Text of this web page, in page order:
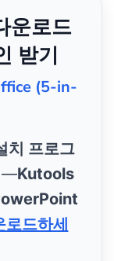
운로드
받기
(5-in-
치 프로그
—Kutools
로드하세